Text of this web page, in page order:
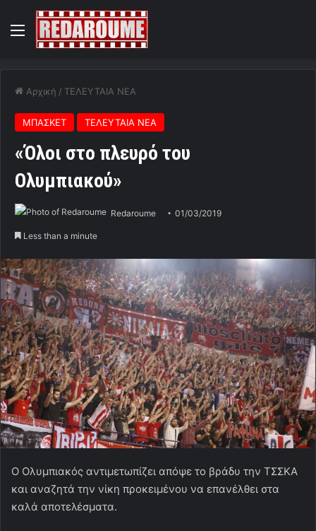
Menu
Αρχική / ΤΕΛΕΥΤΑΙΑ ΝΕΑ
ΜΠΑΣΚΕΤ ΤΕΛΕΥΤΑΙΑ ΝΕΑ
«Όλοι στο πλευρό του
Ολυμπιακού»
Redaroume 01/03/2019
Less than a minute
Ο Ολυμπιακός αντιμετωπίζει απόψε το βράδυ την ΤΣΣΚΑ
και αναζητά την νίκη προκειμένου να επανέλθει στα
καλά αποτελέσματα.